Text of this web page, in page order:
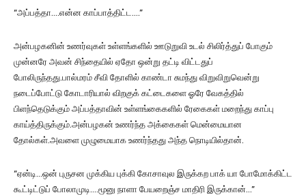
“அப்பத்தா….என்ன காப்பாத்திட்ட….”
அன்பழகனின் உணர்வுகள் உள்ளங்களில் ஊடுறுவி உடல் சிலிர்த்துப் போகும்
முன்னரே அவன் சிந்தையில் ஏதோ ஒன்று தட்டி விட்டதுப்
போலிருந்தது.பால்மரம் சீவி தோளில் காண்டா சுமந்து விறுவிறுவென்று
நடைப்போட்டு கோடாரியால் விறகுக் கட்டைகளை ஓரே வேகத்தில்
பிளந்தெடுக்கும் அப்பத்தாவின் உள்ளங்கைகளில் ரேகைகள் மறைந்து காப்பு
காய்த்திருக்கும்.அன்பழகன் உணர்ந்த அக்கைகள் மென்மையான
தோல்கள்.அவளை முழுமையாக உணர்ந்தது அந்த நொடியில்தான்.
“ஏன்டி…ஒன் புருசன முக்கிய புக்கி கோசாவுல இருக்கற பாக் யா போமோக்கிட்ட
கூட்டிட்டுப் போலாமுடி….மூனு நாளா பேயறைஞ்ச மாதிரி இருக்கான்…”